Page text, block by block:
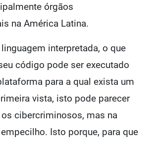
órgãos
na América Latina.
interpretada, o que
código pode ser executado
para a qual exista um
vista, isto pode parecer
cibercriminosos, mas na
Isto porque, para que